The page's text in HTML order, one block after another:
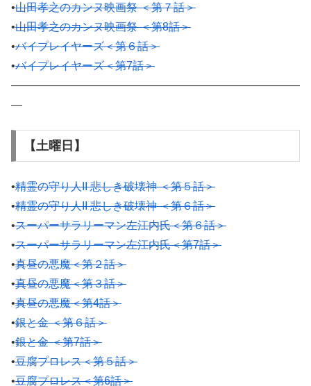
•山田孝之のカンヌ映画祭 ＜第７話＞
•山田孝之のカンヌ映画祭 ＜第8話＞
•バイプレイヤーズ＜第６話＞
•バイプレイヤーズ＜第7話＞
——————————————————————————
—
【土曜日】
•精霊の守り人II 悲しき破壊神 ＜第５話＞
•精霊の守り人II 悲しき破壊神 ＜第６話＞
•スーパーサラリーマン左江内氏＜第６話＞
•スーパーサラリーマン左江内氏＜第7話＞
•真昼の悪魔＜第２話＞
•真昼の悪魔＜第３話＞
•真昼の悪魔＜第4話＞
•銀と金 ＜第６話＞
•銀と金 ＜第7話＞
•豆腐プロレス＜第５話＞
•豆腐プロレス＜第6話＞